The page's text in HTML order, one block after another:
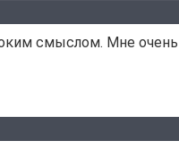
смыслом. Мне очень